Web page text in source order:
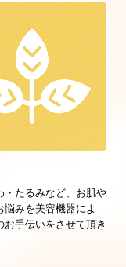
・ たるみなど、お肌や
悩みを美容機器によ
お手伝いをさせて頂き